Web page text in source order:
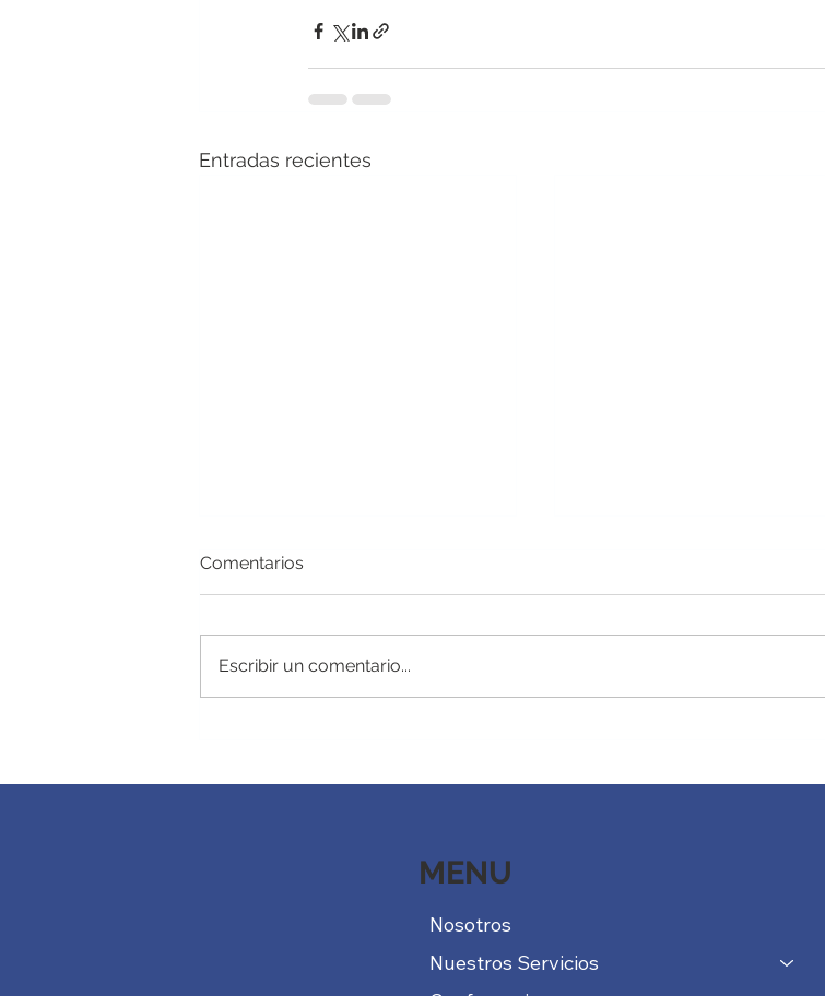
Entradas recientes
Dúo dinámico
Redefiniendo el éxito
Comentarios
Escribir un comentario...
MENU
Nosotros
Nuestros Servicios